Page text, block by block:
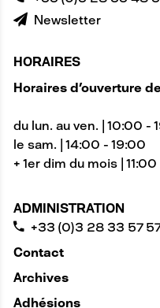
Newsletter
HORAIRES
Horaires d'ouverture
du lun. au ven. | 10:00 -
le sam. | 14:00 - 19:00
+ 1er dim du mois |
ADMINISTRATION
+33 (0)3 28 33 57
Contact
Archives
Adhésions